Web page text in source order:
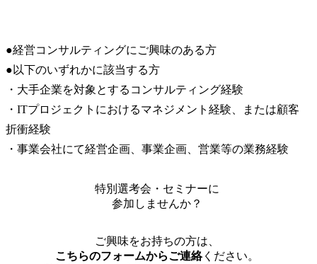
●経営コンサルティングにご興味のある方
●以下のいずれかに該当する方
・大手企業を対象とするコンサルティング経験
・ITプロジェクトにおけるマネジメント経験、または顧客
折衝経験
・事業会社にて経営企画、事業企画、営業等の業務経験
特別選考会・セミナーに
参加しませんか？
ご興味をお持ちの方は、
こちらのフォームからご連絡ください。